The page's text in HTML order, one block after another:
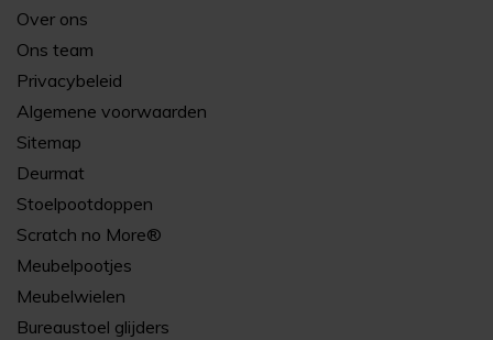
Over ons
Ons team
Privacybeleid
Algemene voorwaarden
Sitemap
Deurmat
Stoelpootdoppen
Scratch no More®
Meubelpootjes
Meubelwielen
Bureaustoel glijders